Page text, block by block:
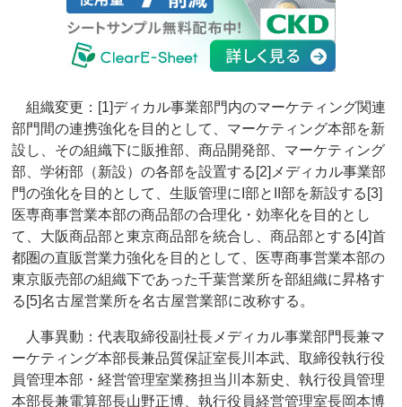
組織変更：[1]ディカル事業部門内のマーケティング関連
部門間の連携強化を目的として、マーケティング本部を新
設し、その組織下に販推部、商品開発部、マーケティング
部、学術部（新設）の各部を設置する[2]メディカル事業部
門の強化を目的として、生販管理にI部とII部を新設する[3]
医専商事営業本部の商品部の合理化・効率化を目的とし
て、大阪商品部と東京商品部を統合し、商品部とする[4]首
都圏の直販営業力強化を目的として、医専商事営業本部の
東京販売部の組織下であった千葉営業所を部組織に昇格す
る[5]名古屋営業所を名古屋営業部に改称する。
人事異動：代表取締役副社長メディカル事業部門長兼マ
ーケティング本部長兼品質保証室長川本武、取締役執行役
員管理本部・経営管理室業務担当川本新史、執行役員管理
本部長兼電算部長山野正博、執行役員経営管理室長岡本博